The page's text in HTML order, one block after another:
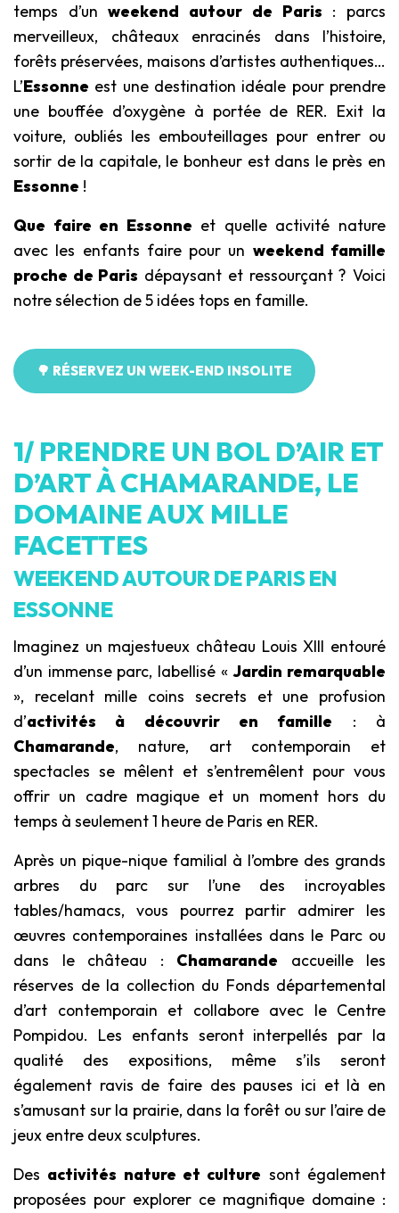
temps d’unweekend autour de Paris : parcs
merveilleux, châteaux enracinés dans l’histoire,
forêts préservées, maisons d’artistes authentiques…
L’Essonne est une destination idéale pour prendre
une bouffée d’oxygène à portée de RER. Exit la
voiture, oubliés les embouteillages pour entrer ou
sortir de la capitale, le bonheur est dans le près en
Essonne !
Que faire en Essonne et quelle activité nature
avec les enfants faire pour un weekend famille
proche de Paris dépaysant et ressourçant ? Voici
notre sélection de 5 idées tops en famille.
🌳 RÉSERVEZ UN WEEK-END INSOLITE
1/ PRENDRE UN BOL D’AIR ET
D’ART À CHAMARANDE, LE
DOMAINE AUX MILLE
FACETTES
WEEKEND AUTOUR DE PARIS EN
ESSONNE
Imaginez un majestueux château Louis XIII entouré
d’un immense parc, labellisé «Jardin remarquable
», recelant mille coins secrets et une profusion
d’activités à découvrir en famille : à
Chamarande, nature, art contemporain et
spectacles se mêlent et s’entremêlent pour vous
offrir un cadre magique et un moment hors du
temps à seulement 1 heure de Paris en RER.
Après un pique-nique familial à l’ombre des grands
arbres du parc sur l’une des incroyables
tables/hamacs, vous pourrez partir admirer les
œuvres contemporaines installées dans le Parc ou
dans le château : Chamarande accueille les
réserves de la collection du Fonds départemental
d’art contemporain et collabore avec le Centre
Pompidou. Les enfants seront interpellés par la
qualité des expositions, même s’ils seront
également ravis de faire des pauses ici et là en
s’amusant sur la prairie, dans la forêt ou sur l’aire de
jeux entre deux sculptures.
Des activités nature et culture sont également
proposées pour explorer ce magnifique domaine :